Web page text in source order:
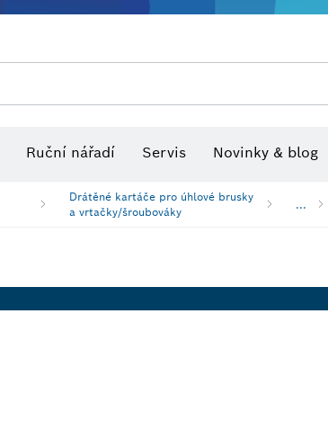
Ruční nářadí Servis Novinky & blog
Drátěné kartáče pro úhlové brusky
a vrtačky/šroubováky
...